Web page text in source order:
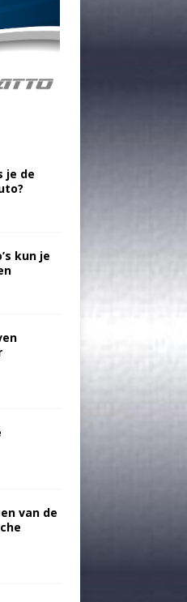
je de
kun je
van de